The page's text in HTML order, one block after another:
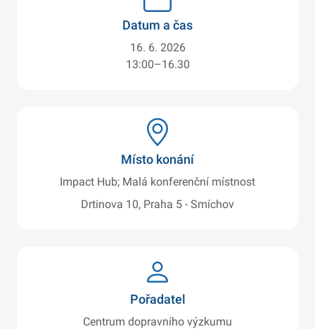
Datum a čas
16. 6. 2026
13:00–16.30
Místo konání
Impact Hub; Malá konferenční místnost
Drtinova 10, Praha 5 - Smíchov
Pořadatel
Centrum dopravního výzkumu